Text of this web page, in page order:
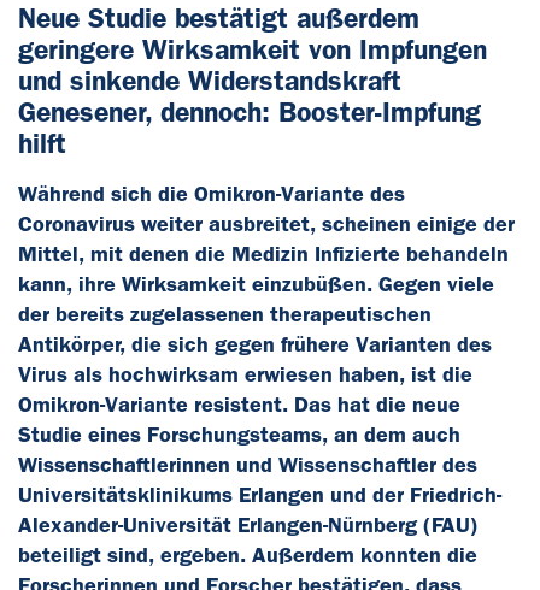
Neue Studie bestätigt außerdem
geringere Wirksamkeit von Impfungen
und sinkende Widerstandskraft
Genesener, dennoch: Booster-Impfung
hilft
Während sich die Omikron-Variante des
Coronavirus weiter ausbreitet, scheinen einige der
Mittel, mit denen die Medizin Infizierte behandeln
kann, ihre Wirksamkeit einzubüßen. Gegen viele
der bereits zugelassenen therapeutischen
Antikörper, die sich gegen frühere Varianten des
Virus als hochwirksam erwiesen haben, ist die
Omikron-Variante resistent. Das hat die neue
Studie eines Forschungsteams, an dem auch
Wissenschaftlerinnen und Wissenschaftler des
Universitätsklinikums Erlangen und der Friedrich-
Alexander-Universität Erlangen-Nürnberg (FAU)
beteiligt sind, ergeben. Außerdem konnten die